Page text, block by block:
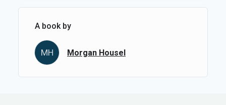
A book by
MH Morgan Housel